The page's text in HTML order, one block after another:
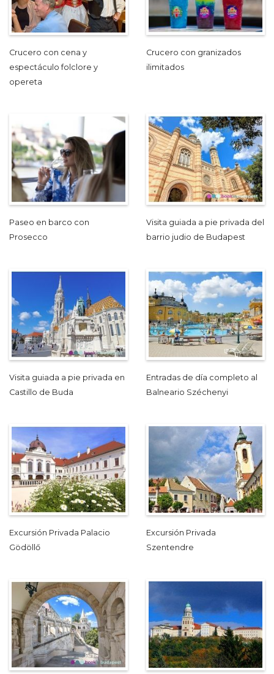
Crucero con cena y
espectáculo folclore y
opereta
Crucero con granizados
ilimitados
Paseo en barco con
Prosecco
Visita guiada a pie privada del
barrio judio de Budapest
Visita guiada a pie privada en
Castillo de Buda
Entradas de día completo al
Balneario Széchenyi
Excursión Privada Palacio
Gödöllő
Excursión Privada
Szentendre